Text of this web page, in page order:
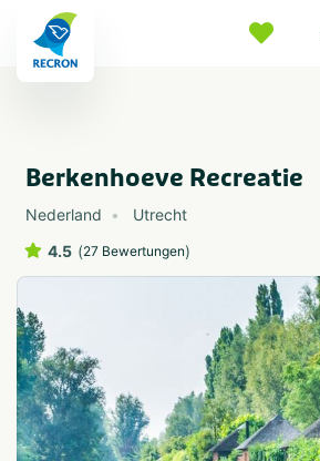
Berkenhoeve Recreatie
Nederland
Utrecht
4.5 (27 Bewertungen)